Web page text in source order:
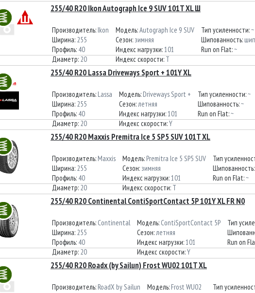
255/40 R20 Ikon Autograph Ice 9 SUV 101T XL Ш
Производитель: Ikon
Ширина: 255
Профиль: 40
Диаметр: 20
Модель:Autograph Ice 9 SUV
Сезон: зимняя
Индекс нагрузки:101
Индекс скорости: T
Тип усиленности:~
Шипованность: шип
Run on Flat:~
255/40 R20 Lassa Driveways Sport + 101Y XL
Производитель: Lassa
Ширина: 255
Профиль: 40
Диаметр: 20
Модель: Driveways Sport +
Сезон:летняя
Индекс нагрузки:101
Индекс скорости:Y
Тип усиленности:~
Шипованность:~
Run on Flat:~
255/40 R20 Maxxis Premitra Ice 5 SP5 SUV 101T XL
Производитель: Maxxis
Ширина: 255
Профиль: 40
Диаметр: 20
Модель: Premitra Ice 5 SP5 SUV
Сезон: зимняя
Индекс нагрузки:101
Индекс скорости: T
Тип
Шипованность:
Run on Flat:~
255/40 R20 Continental ContiSportContact 5P 101Y XL FR N0
Производитель: Continental
Ширина: 255
Профиль: 40
Диаметр: 20
Модель: ContiSportContact 5P
Сезон:летняя
Индекс нагрузки:101
Индекс скорости:Y
Тип
Run on
255/40 R20 Roadx (by Sailun) Frost WU02 101T XL
Производитель: RoadX by Sailun
Модель: Frost WU02
Тип